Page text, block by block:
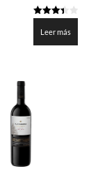
de 5
Leer más